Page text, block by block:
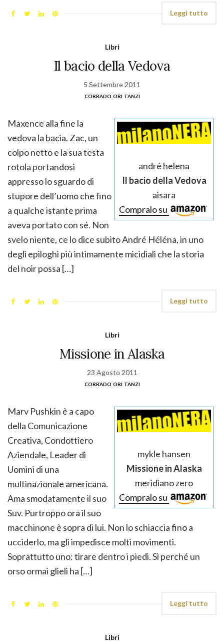
Leggi tutto
Libri
Il bacio della Vedova
5 Settembre 2011
corrado ori tanzi
andré helena
Il bacio della Vedova
aisara
Compralo su
Maxence alla fine la
vedova la bacia. Zac, un
colpo netto e la sua testa
rotola portandosi
appresso lo sguardo di
stupore dell’uomo che fino
a qualche istante prima
aveva portato con sé. Non
svelo niente, ce lo dice subito André Héléna, in uno
degli epiloghi più intimamente micidiali che la storia
del noir possa […]
Leggi tutto
Libri
Missione in Alaska
23 Agosto 2011
corrado ori tanzi
mykle hansen
Missione in Alaska
meridiano zero
Compralo su
Marv Pushkin è a capo
della Comunicazione
Creativa, Condottiero
Aziendale, Leader di
Uomini di una
multinazionale americana.
Ama smodatamente il suo
Suv. Purtroppo ora il suo
macchinone è sopra di lui. Non lo schiaccia fino a
ucciderlo, ma gli impedisce molti movimenti.
Soprattutto uno: tirare dentro i piedi. Sì perché un
orso ormai glieli ha […]
Leggi tutto
Libri